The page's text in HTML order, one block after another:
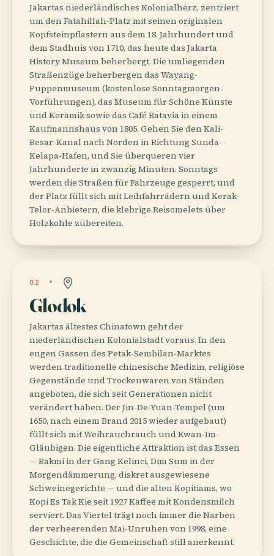
Jakartas niederländisches Kolonialherz, zentriert
um den Fatahillah-Platz mit seinen originalen
Kopfsteinpflastern aus dem 18. Jahrhundert und
dem Stadhuis von 1710, das heute das Jakarta
History Museum beherbergt. Die umliegenden
Straßenzüge beherbergen das Wayang-
Puppenmuseum (kostenlose Sonntagmorgen-
Vorführungen), das Museum für Schöne Künste
und Keramik sowie das Café Batavia in einem
Kaufmannshaus von 1805. Gehen Sie den Kali-
Besar-Kanal nach Norden in Richtung Sunda-
Kelapa-Hafen, und Sie überqueren vier
Jahrhunderte in zwanzig Minuten. Sonntags
werden die Straßen für Fahrzeuge gesperrt, und
der Platz füllt sich mit Leihfahrrädern und Kerak-
Telor-Anbietern, die klebrige Reisomelets über
Holzkohle zubereiten.
02
Glodok
Jakartas ältestes Chinatown geht der
niederländischen Kolonialstadt voraus. In den
engen Gassen des Petak-Sembilan-Marktes
werden traditionelle chinesische Medizin, religiöse
Gegenstände und Trockenwaren von Ständen
angeboten, die sich seit Generationen nicht
verändert haben. Der Jin-De-Yuan-Tempel (um
1650, nach einem Brand 2015 wieder aufgebaut)
füllt sich mit Weihrauchrauch und Kwan-Im-
Gläubigen. Die eigentliche Attraktion ist das Essen
— Bakmi in der Gang Kelinci, Dim Sum in der
Morgendämmerung, diskret ausgewiesene
Schweinegerichte — und die alten Kopitiams, wo
Kopi Es Tak Kie seit 1927 Kaffee mit Kondensmilch
serviert. Das Viertel trägt noch immer die Narben
der verheerenden Mai-Unruhen von 1998, eine
Geschichte, die die Gemeinschaft still anerkennt.